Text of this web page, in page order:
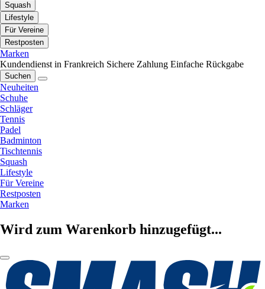
Squash
Lifestyle
Für Vereine
Restposten
Marken
Kundendienst in Frankreich Sichere Zahlung Einfache Rückgabe
Suchen
Neuheiten
Schuhe
Schläger
Tennis
Padel
Badminton
Tischtennis
Squash
Lifestyle
Für Vereine
Restposten
Marken
Wird zum Warenkorb hinzugefügt...